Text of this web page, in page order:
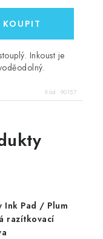
Inkoust je
Kód: 90157
Ink Pad / Plum
razítkovací